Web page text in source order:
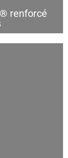
renforcé